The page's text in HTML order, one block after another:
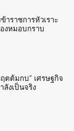
าราชการหัวเราะ
งหมอบกราบ
ตต้มกบ” เศรษฐกิจ
งเป็นจริง